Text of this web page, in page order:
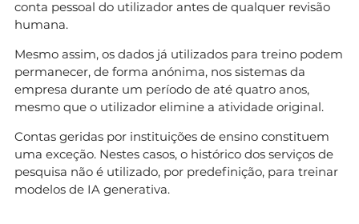
conta pessoal do utilizador antes de qualquer revisão
humana.
Mesmo assim, os dados já utilizados para treino podem
permanecer, de forma anónima, nos sistemas da
empresa durante um período de até quatro anos,
mesmo que o utilizador elimine a atividade original.
Contas geridas por instituições de ensino constituem
uma exceção. Nestes casos, o histórico dos serviços de
pesquisa não é utilizado, por predefinição, para treinar
modelos de IA generativa.